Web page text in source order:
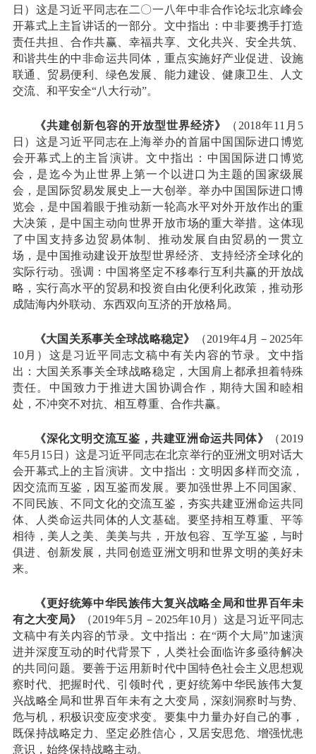
日）这是习近平同志在二〇一八年中非合作论坛北京峰会
开幕式上主旨讲话的一部分。文中指出：中非要携手打造
责任共担、合作共赢、幸福共享、文化共兴、安全共筑、
和谐共生的中非命运共同体，重点实施好产业促进、设施
联通、贸易便利、绿色发展、能力建设、健康卫生、人文
交流、和平安全“八大行动”。
《共建创新包容的开放型世界经济》
（2018年11月5
日）这是习近平同志在上海举办的首届中国国际进口博览
会开幕式上的主旨演讲。文中指出：中国国际进口博览
会，是迄今为止世界上第一个以进口为主题的国家级展
会，是国际贸易发展史上一大创举。举办中国国际进口博
览会，是中国着眼于推动新一轮高水平对外开放作出的重
大决策，是中国主动向世界开放市场的重大举措。这体现
了中国支持多边贸易体制、推动发展自由贸易的一贯立
场，是中国推动建设开放型世界经济、支持经济全球化的
实际行动。强调：中国将坚定不移奉行互利共赢的开放战
略，实行高水平的贸易和投资自由化便利化政策，推动形
成陆海内外联动、东西双向互济的开放格局。
《大国关系事关全球战略稳定》
（2019年4月－2025年
10月）这是习近平同志文稿中有关内容的节录。文中指
出：大国关系事关全球战略稳定，大国肩上都承担着特殊
责任。中国致力于推进大国协调合作，期待大国和睦相
处，不冲突不对抗、相互尊重、合作共赢。
《深化文明交流互鉴，共建亚洲命运共同体》
（2019
年5月15日）这是习近平同志在北京举行的亚洲文明对话大
会开幕式上的主旨演讲。文中指出：文明因多样而交流，
因交流而互鉴，因互鉴而发展。要加强世界上不同国家、
不同民族、不同文化的交流互鉴，夯实共建亚洲命运共同
体、人类命运共同体的人文基础。要坚持相互尊重、平等
相待，美人之美、美美与共，开放包容、互学互鉴，与时
俱进、创新发展，共同创造亚洲文明和世界文明的美好未
来。
《更好统筹中华民族伟大复兴战略全局和世界百年未
有之大变局》
（2019年5月－2025年10月）这是习近平同志
文稿中有关内容的节录。文中指出：在“两个大局”加速演
进并深度互动的时代背景下，人类社会面临许多亟待解决
的共同问题。要善于运用新时代中国特色社会主义思想观
察时代、把握时代、引领时代，更好统筹中华民族伟大复
兴战略全局和世界百年未有之大变局，深刻洞察时与势、
危与机，积极识变应变求变。要集中力量办好自己的事，
既保持战略定力、坚定必胜信心，又居安思危、增强忧患
意识，始终保持战略主动。